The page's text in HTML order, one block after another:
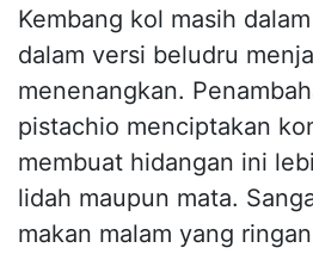
Kembang kol masih
dalam versi beludru
menenangkan.
pistachio menciptakan
membuat hidangan ini
lidah maupun mata.
makan malam yang